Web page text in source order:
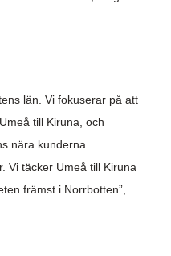
län. Vi fokuserar på att
till Kiruna, och
nära kunderna.
Vi täcker Umeå till Kiruna
främst i Norrbotten”,